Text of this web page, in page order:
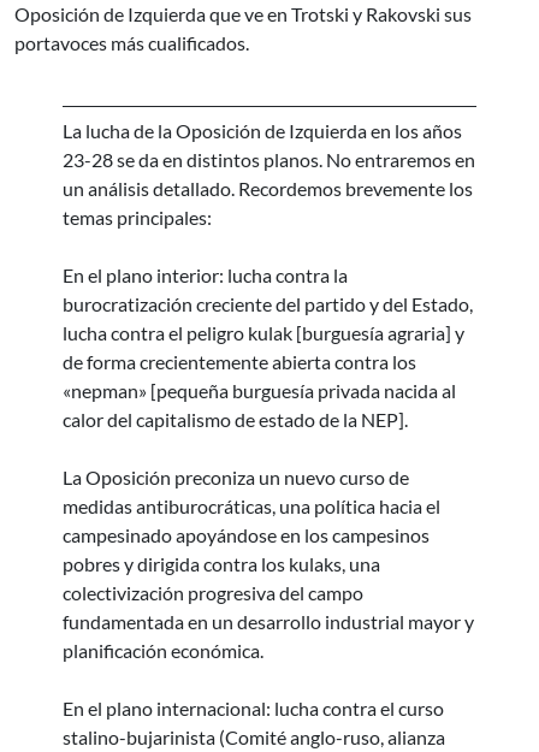
Oposición de Izquierda que ve en Trotski y Rakovski sus
portavoces más cualificados.
La lucha de la Oposición de Izquierda en los años
23-28 se da en distintos planos. No entraremos en
un análisis detallado. Recordemos brevemente los
temas principales:
En el plano interior: lucha contra la
burocratización creciente del partido y del Estado,
lucha contra el peligro kulak [burguesía agraria] y
de forma crecientemente abierta contra los
«nepman» [pequeña burguesía privada nacida al
calor del capitalismo de estado de la NEP].
La Oposición preconiza un nuevo curso de
medidas antiburocráticas, una política hacia el
campesinado apoyándose en los campesinos
pobres y dirigida contra los kulaks, una
colectivización progresiva del campo
fundamentada en un desarrollo industrial mayor y
planificación económica.
En el plano internacional: lucha contra el curso
stalino-bujarinista (Comité anglo-ruso, alianza